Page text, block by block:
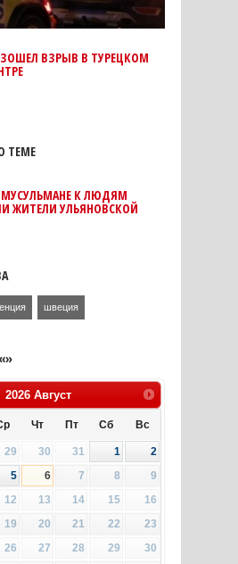
ВЗРЫВ В ТУРЕЦКОМ
ТЕМЕ
МУСУЛЬМАНЕ К ЛЮДЯМ
ЖИТЕЛИ УЛЬЯНОВСКОЙ
швеция
2026 Август
Чт Пт Сб Вс
29 30 31 1
2
5 6 7 8
9
12 13 14 15
16
19 20 21 22
23
26 27 28 29
30